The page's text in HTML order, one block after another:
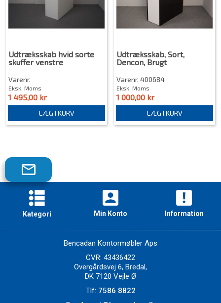
Udtræksskab hvid sorte
skuffer venstre
Varenr.
Eksk. Moms
1 495,00 kr
LÆG I KURV
Udtræksskab, Sort,
Dencon, Brugt
Varenr. 400684
Eksk. Moms
1 000,00 kr
LÆG I KURV
Tilmeld
vores
nyhedsbrev!
Kategori Min Konto Information
Bencadan Kontormøbler Aps
CVR: 43436422
Overgårdsvej 6, Bredal,
DK 7120 Vejle Ø
Tlf: 7586 8822